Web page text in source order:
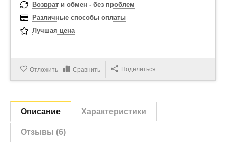
Возврат и обмен - без проблем
Различные способы оплаты
Лучшая цена
Отложить Сравнить Поделиться
Описание Характеристики
Отзывы (6)